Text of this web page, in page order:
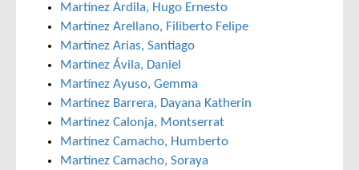
Martínez Ardila, Hugo Ernesto
Martínez Arellano, Filiberto Felipe
Martínez Arias, Santiago
Martínez Ávila, Daniel
Martínez Ayuso, Gemma
Martínez Barrera, Dayana Katherin
Martínez Calonja, Montserrat
Martínez Camacho, Humberto
Martínez Camacho, Soraya